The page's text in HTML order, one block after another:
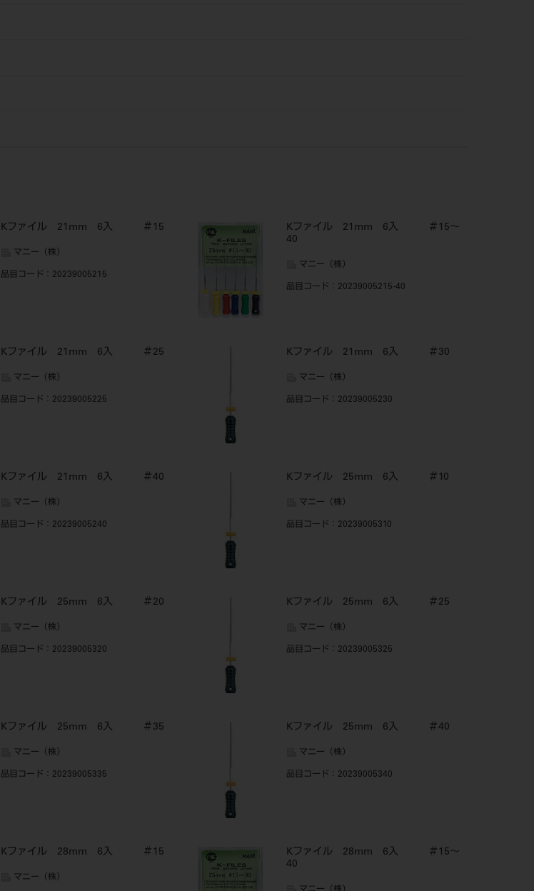
Kファイル 21mm 6入 ＃15
マニー（株）
品目コード ：20239005215
Kファイル 21mm 6入 ＃15～
40
マニー（株）
品目コード ：20239005215-40
Kファイル 21mm 6入 ＃25
マニー（株）
品目コード ：20239005225
Kファイル 21mm 6入 ＃30
マニー（株）
品目コード ：20239005230
Kファイル 21mm 6入 ＃40
マニー（株）
品目コード ：20239005240
Kファイル 25mm 6入 ＃10
マニー（株）
品目コード ：20239005310
Kファイル 25mm 6入 ＃20
マニー（株）
品目コード ：20239005320
Kファイル 25mm 6入 ＃25
マニー（株）
品目コード ：20239005325
Kファイル 25mm 6入 ＃35
マニー（株）
品目コード ：20239005335
Kファイル 25mm 6入 ＃40
マニー（株）
品目コード ：20239005340
Kファイル 28mm 6入 ＃15
マニー（株）
Kファイル 28mm 6入 ＃15～
40